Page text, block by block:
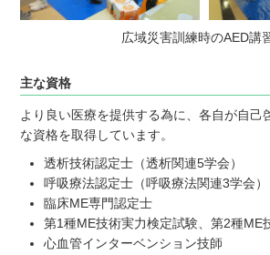
広域災害訓練時のAED講
主な資格
より良い医療を提供する為に、各自が自己
な資格を取得しています。
透析技術認定士（透析関連5学会）
呼吸療法認定士（呼吸療法関連3学会）
臨床ME専門認定士
第1種ME技術実力検定試験、第2種ME
心血管インターベンション技師